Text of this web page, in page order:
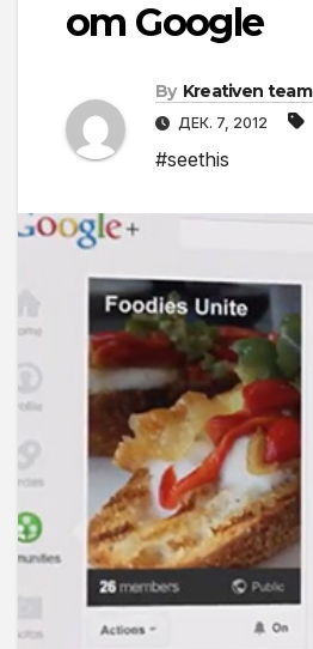
от Google
By Kreativen team
ДЕК. 7, 2012
#seethis